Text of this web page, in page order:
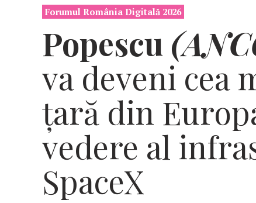
Forumul România Digitală 2026
Popescu
va deveni cea
ţară din
vedere al
SpaceX